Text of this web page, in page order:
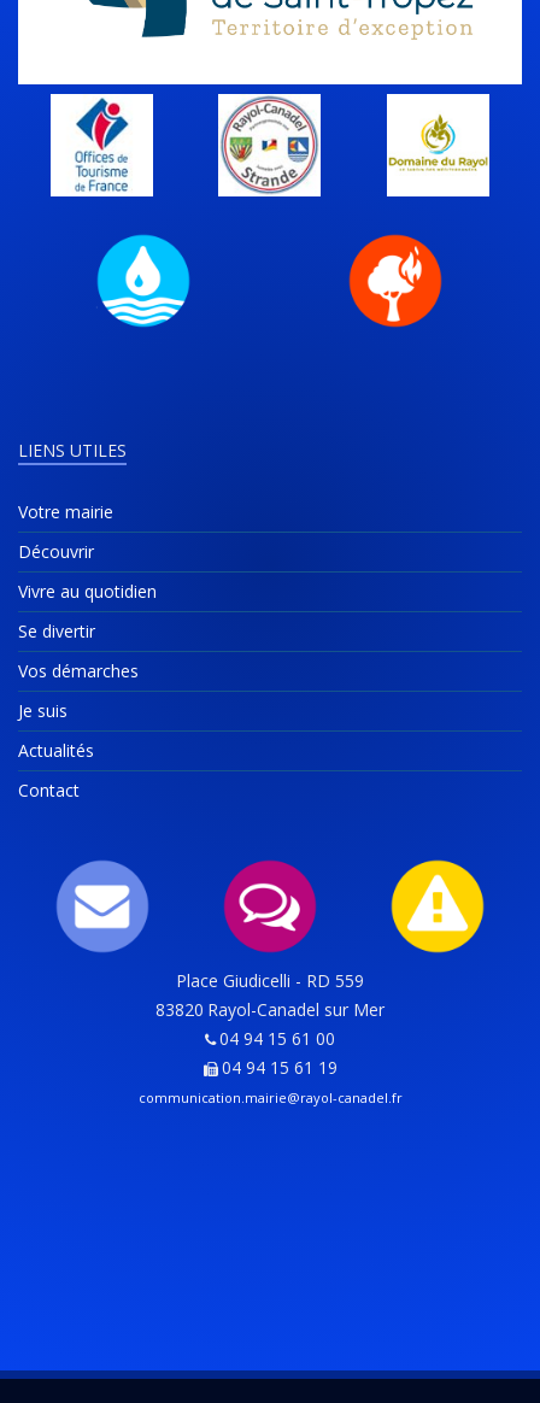
LIENS UTILES
Votre mairie
Découvrir
Vivre au quotidien
Se divertir
Vos démarches
Je suis
Actualités
Contact
Place Giudicelli - RD 559
83820 Rayol-Canadel sur Mer
04 94 15 61 00
04 94 15 61 19
communication.mairie@rayol-canadel.fr